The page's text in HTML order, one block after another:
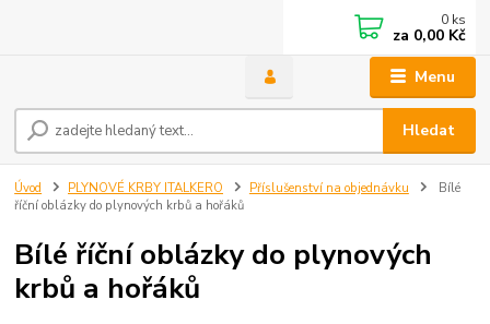
Menu
Hledat
0 ks
za 0,00 Kč
Úvod PLYNOVÉ KRBY ITALKERO Příslušenství na objednávku
Bílé
říční oblázky do plynových krbů a hořáků
Bílé říční oblázky do plynových
krbů a hořáků